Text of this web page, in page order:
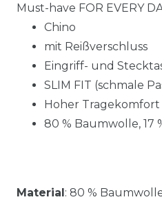
Must-have FOR EVERY
Chino
mit Reißverschluss
Eingriff- und
SLIM FIT (schmale
Hoher
80 % Baumwolle, 17
Material: 80 %